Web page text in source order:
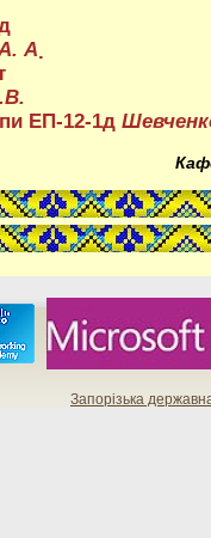
А
ЕП-12-1д
Запорізька